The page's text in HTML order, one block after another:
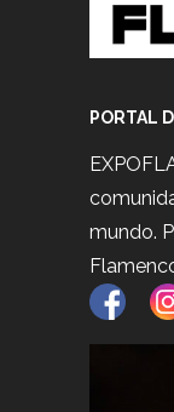
PORTAL
mundo.